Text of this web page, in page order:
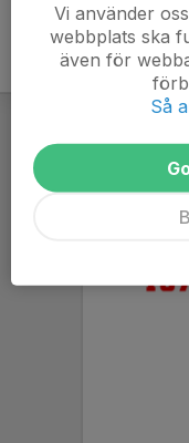
Vi använder
webbplats ska
även för
Så